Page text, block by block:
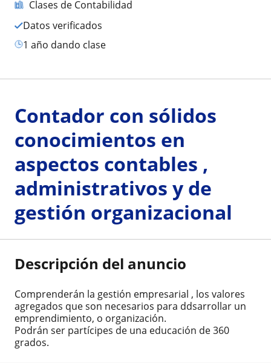
Clases de Contabilidad
Datos verificados
1 año dando clase
Contador con sólidos
conocimientos en
aspectos contables ,
administrativos y de
gestión organizacional
Descripción del anuncio
Comprenderán la gestión empresarial , los valores
agregados que son necesarios para ddsarrollar un
emprendimiento, o organización.
Podrán ser partícipes de una educación de 360
grados.